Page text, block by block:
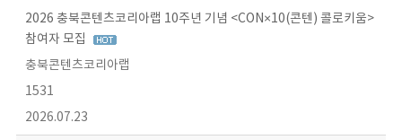
2026 충북콘텐츠코리아랩 10주년 기념 <CON×10(콘텐) 콜로키움>
참여자 모집
충북콘텐츠코리아랩
1531
2026.07.23